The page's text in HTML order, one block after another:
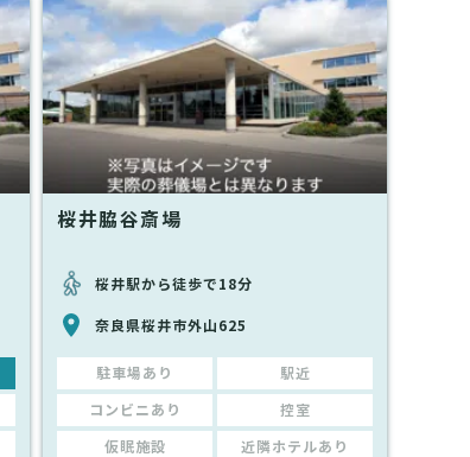
桜井脇谷斎場
桜井駅から徒歩で18分
奈良県桜井市外山625
駐車場あり 駅近
コンビニあり 控室
仮眠施設 近隣ホテルあり